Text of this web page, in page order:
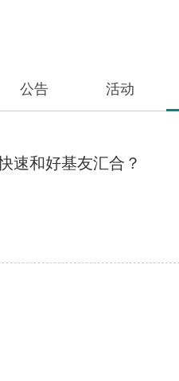
公告 活动
速和好基友汇合？